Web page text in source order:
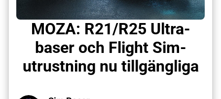
MOZA: R21/R25 Ultra-
baser och Flight Sim-
utrustning nu tillgängliga